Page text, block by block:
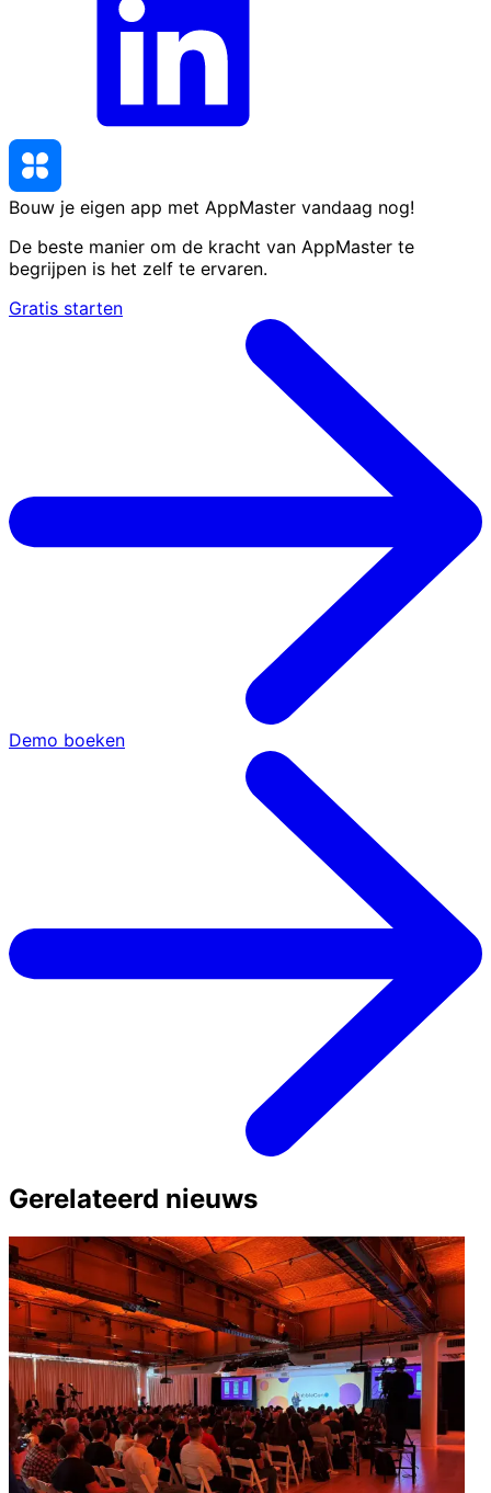
Bouw je eigen app met AppMaster vandaag nog!
De beste manier om de kracht van AppMaster te
begrijpen is het zelf te ervaren.
Gratis starten
Demo boeken
Gerelateerd nieuws